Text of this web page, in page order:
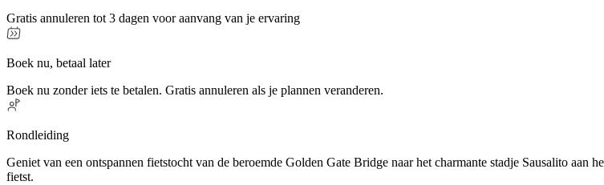
Gratis annuleren tot 3 dagen voor aanvang van je ervaring
Boek nu, betaal later
Boek nu zonder iets te betalen. Gratis annuleren als je plannen veranderen.
Rondleiding
Geniet van een ontspannen fietstocht van de beroemde Golden Gate Bridge naar het charmante stadje Sausalito aan
fietst.